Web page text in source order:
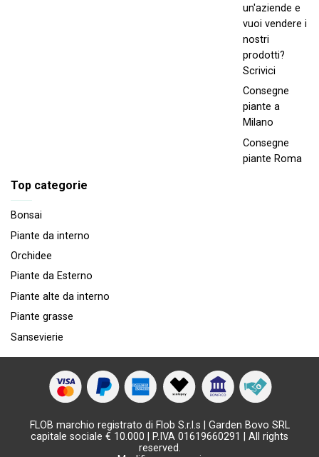
un'aziende e
vuoi vendere i
nostri
prodotti?
Scrivici
Consegne
piante a
Milano
Consegne
piante Roma
Top categorie
Bonsai
Piante da interno
Orchidee
Piante da Esterno
Piante alte da interno
Piante grasse
Sansevierie
FLOB marchio registrato di Flob S.r.l.s | Garden Bovo SRL
capitale sociale € 10.000 | P.IVA 01619660291 | All rights
reserved.